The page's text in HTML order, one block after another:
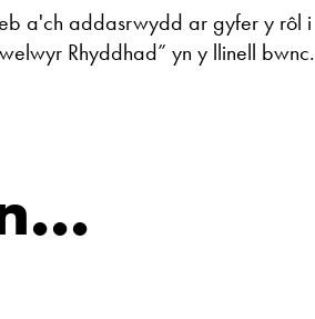
a'ch addasrwydd ar gyfer y rôl i
Rhyddhad” yn y llinell bwnc.